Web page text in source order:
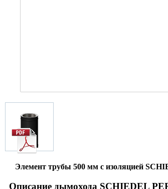
Элемент трубы 500 мм с изоляцией
Описание дымохода SCHIEDEL